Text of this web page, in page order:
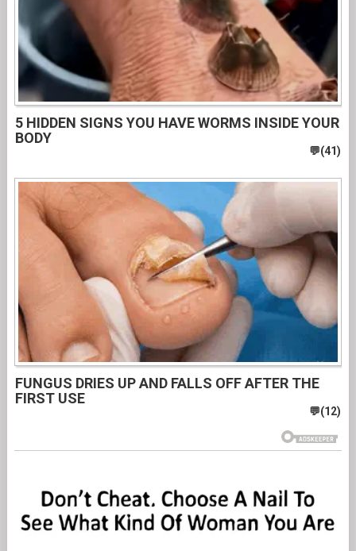
5 HIDDEN SIGNS YOU HAVE WORMS INSIDE YOUR
BODY
FUNGUS DRIES UP AND FALLS OFF AFTER THE
FIRST USE